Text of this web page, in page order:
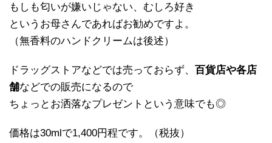
もしも匂いが嫌いじゃない、むしろ好き
というお母さんであればお勧めですよ。
（無香料のハンドクリームは後述）
ドラッグストアなどでは売っておらず、 百貨店や各店
舗などでの販売になるので
ちょっとお洒落なプレゼントという意味でも◎
価格は30mlで1,400円程です。（税抜）